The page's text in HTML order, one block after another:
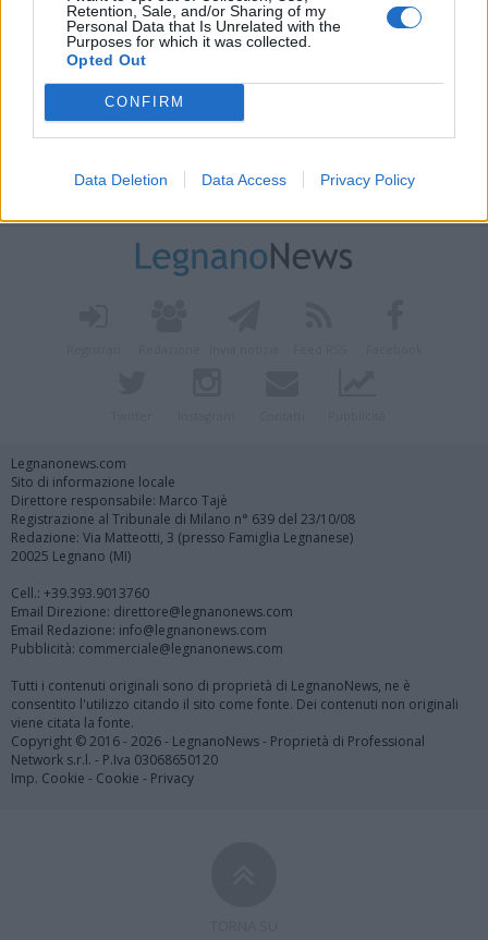
Retention, Sale, and/or Sharing of my
Personal Data that Is Unrelated with the
Purposes for which it was collected.
Opted Out
CONFIRM
Data Deletion Data Access Privacy Policy
Legnanonews.com
Sito di informazione locale
Direttore responsabile: Marco Tajè
Registrazione al Tribunale di Milano n° 639 del 23/10/08
Redazione: Via Matteotti, 3 (presso Famiglia Legnanese)
20025 Legnano (MI)
Cell.: +39.393.9013760
Email Direzione: direttore@legnanonews.com
Email Redazione: info@legnanonews.com
Pubblicità: commerciale@legnanonews.com
Tutti i contenuti originali sono di proprietà di LegnanoNews, ne è
consentito l'utilizzo citando il sito come fonte. Dei contenuti non originali
viene citata la fonte.
Copyright © 2016 - 2026 - LegnanoNews - Proprietà di Professional
Network s.r.l. - P.Iva 03068650120
Imp. Cookie - Cookie - Privacy